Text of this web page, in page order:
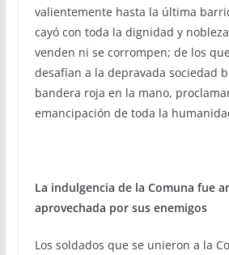
valientemente hasta la última
cayó con toda la dignidad y
venden ni se corrompen; de los
desafían a la depravada sociedad
bandera roja en la mano,
emancipación de toda la
La indulgencia de la Comuna fue
aprovechada por sus enemigos
Los soldados que se unieron a la